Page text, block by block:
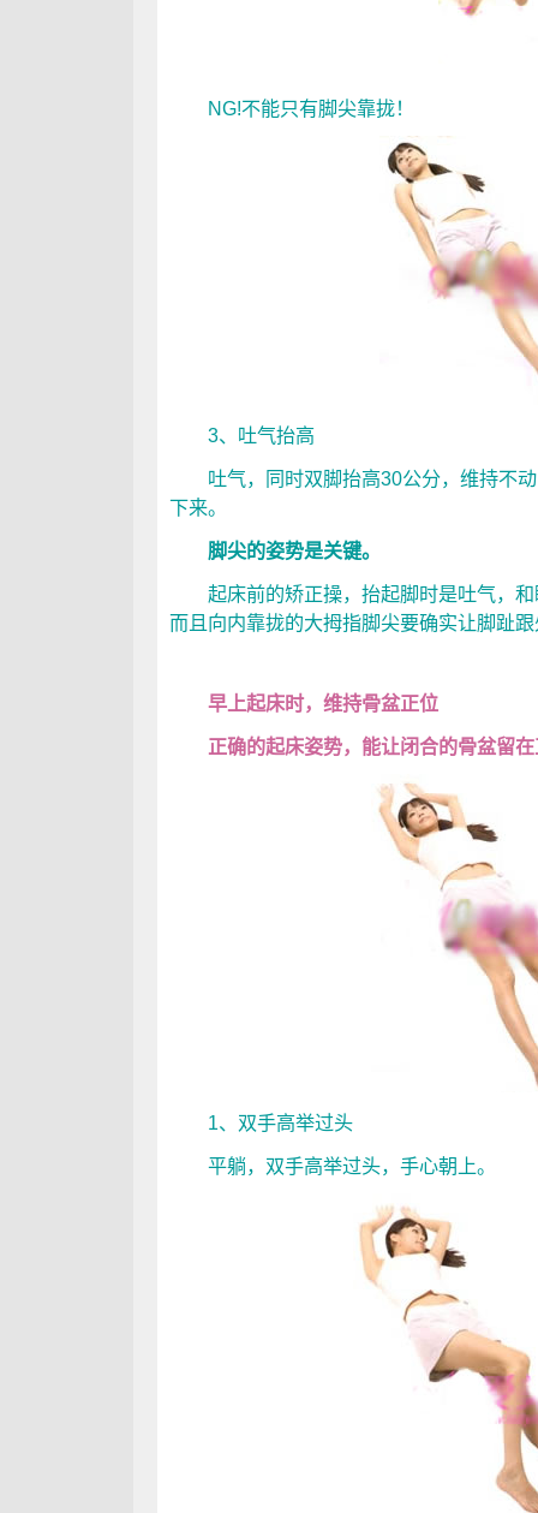
NG!不能只有脚尖靠拢！
3、吐气抬高
吐气，同时双脚抬高30公分，维持不动
下来。
脚尖的姿势是关键。
起床前的矫正操，抬起脚时是吐气，和
而且向内靠拢的大拇指脚尖要确实让脚趾
早上起床时，维持骨盆正位
正确的起床姿势，能让闭合的骨盆留在
1、双手高举过头
平躺，双手高举过头，手心朝上。